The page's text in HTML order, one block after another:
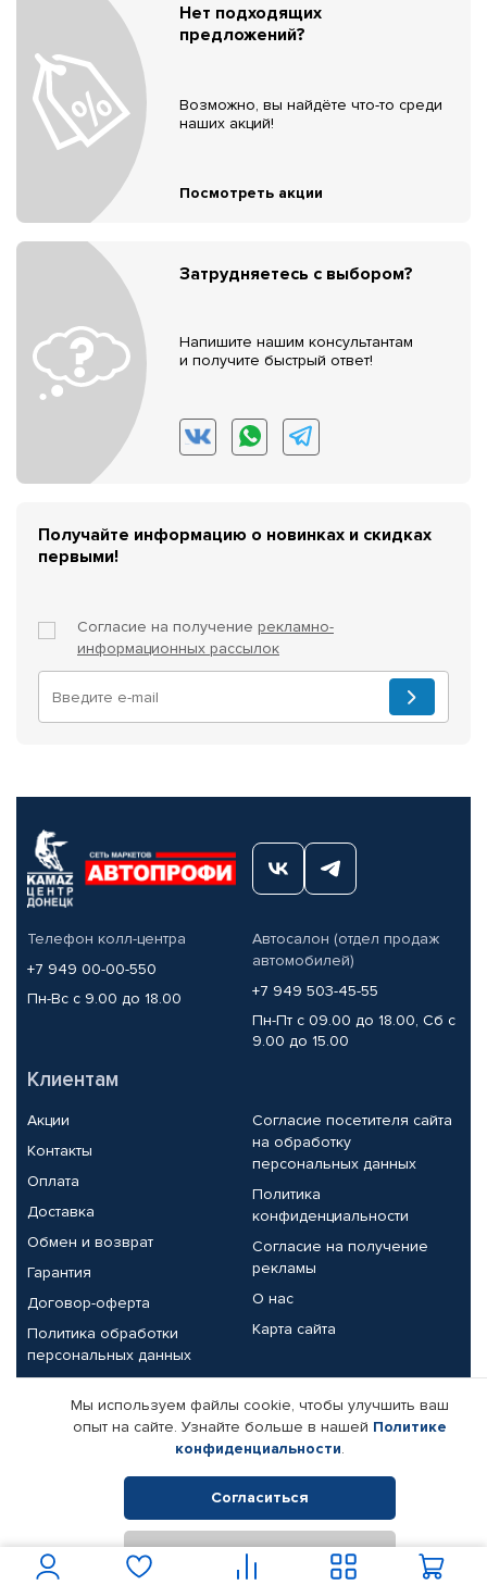
Нет подходящих
предложений?
Возможно, вы найдёте что-то среди
наших акций!
Посмотреть акции
Затрудняетесь с выбором?
Напишите нашим консультантам
и получите быстрый ответ!
Получайте информацию о новинках и скидках
первыми!
Согласие на получение рекламно-
информационных рассылок
Телефон колл-центра
+7 949 00-00-550
Пн-Вс с 9.00 до 18.00
Автосалон (отдел продаж
автомобилей)
+7 949 503-45-55
Пн-Пт с 09.00 до 18.00, Сб с
9.00 до 15.00
Клиентам
Акции
Контакты
Оплата
Доставка
Обмен и возврат
Гарантия
Договор-оферта
Политика обработки
персональных данных
Согласие посетителя сайта
на обработку
персональных данных
Политика
конфиденциальности
Согласие на получение
рекламы
О нас
Карта сайта
Партнерам
Корпоративным клиентам
Поставщикам
Реквизиты компании
© КАМАЗ ЦЕНТР ДОНЕЦК, 2015-2026. Все права защищены.
Интернет-магазин автомобильных товаров Автопрофи.
Мы используем файлы cookie, чтобы улучшить ваш
опыт на сайте. Узнайте больше в нашей Политике
конфиденциальности.
Согласиться
Отклонить